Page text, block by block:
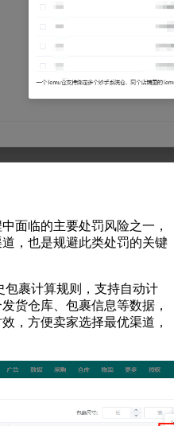
面临的主要处罚风险之一，
，也是规避此类处罚的关键
包裹计算规则，支持自动计
货仓库、包裹信息等数据，
，方便卖家选择最优渠道，